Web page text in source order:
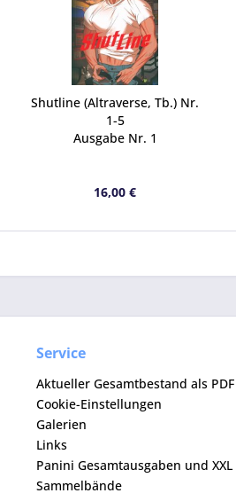
Shutline (Altraverse, Tb.) Nr.
1-5
Ausgabe Nr. 1
16,00 €
Service
Aktueller Gesamtbestand als PDF
Cookie-Einstellungen
Galerien
Links
Panini Gesamtausgaben und XXL
Sammelbände